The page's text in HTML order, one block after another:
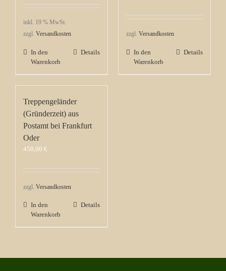
inkl. 19 % MwSt.
zzgl. Versandkosten
In den
Warenkorb
Details
zzgl. Versandkosten
In den
Warenkorb
Details
Treppengeländer
(Gründerzeit) aus
Postamt bei Frankfurt
Oder
450,00 €
zzgl. Versandkosten
In den
Warenkorb
Details